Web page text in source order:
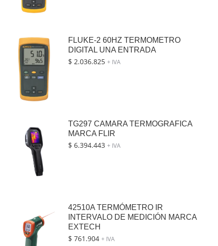
FLUKE-2 60HZ TERMOMETRO
DIGITAL UNA ENTRADA
$ 2.036.825 + IVA
TG297 CAMARA TERMOGRAFICA
MARCA FLIR
$ 6.394.443 + IVA
42510A TERMÓMETRO IR
INTERVALO DE MEDICIÓN MARCA
EXTECH
$ 761.904 + IVA